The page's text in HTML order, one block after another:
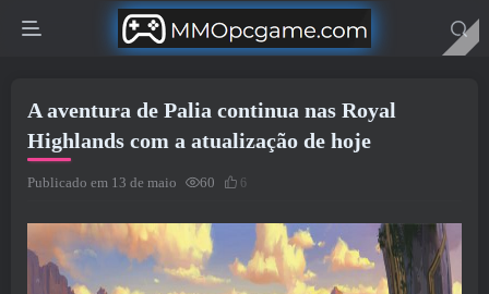
A aventura de Palia continua nas Royal
Highlands com a atualização de hoje
Publicado em 13 de maio 60 6